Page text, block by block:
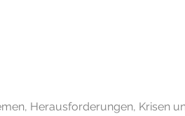
Herausforderungen, Krisen